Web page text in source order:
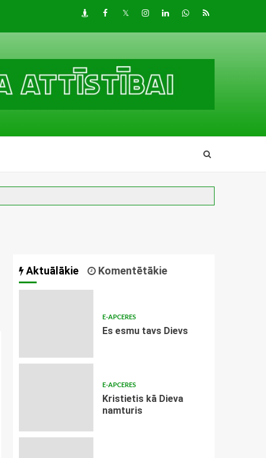
DraugiemFacebook
TwitterInstagram
LinkedInwhatsapp
RSS
Aktuālākie Komentētākie
E-APCERES
Es esmu tavs Dievs
E-APCERES
Kristietis kā Dieva
namturis